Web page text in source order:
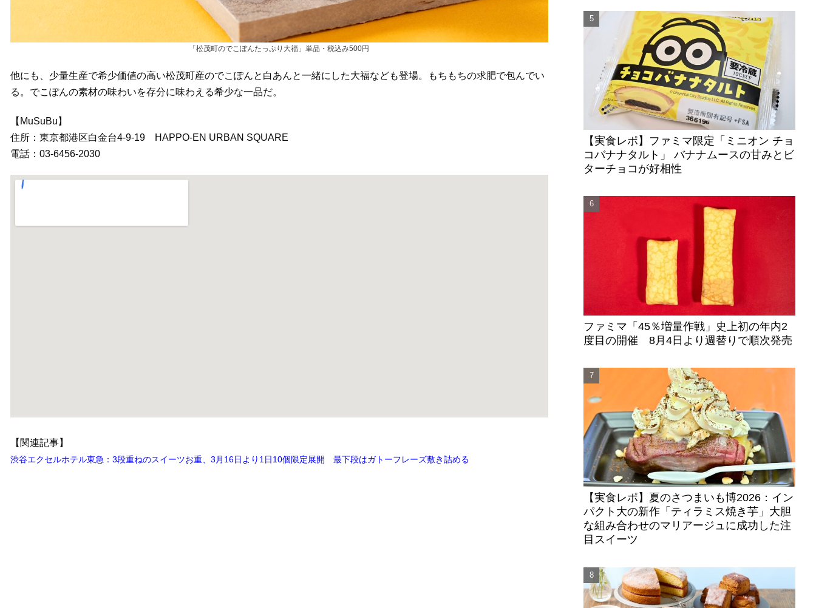
「松茂町のでこぽんたっぷり⼤福」単品・税込み500円
他にも、少量⽣産で希少価値の⾼い松茂町産のでこぽんと⽩あんと⼀緒にした大福なども登場。もちもちの求肥で包んでい
る。でこぽんの素材の味わいを存分に味わえる希少な一品だ。
【MuSuBu】
住所：東京都港区白金台4-9-19 HAPPO-EN URBAN SQUARE
電話：03‐6456‐2030
【関連記事】
渋谷エクセルホテル東急：3段重ねのスイーツお重、3月16日より1日10個限定展開 最下段はガトーフレーズ敷き詰める
【実食レポ】ファミマ限定「ミニオン チョ
コバナナタルト」 バナナムースの甘みとビ
ターチョコが好相性
ファミマ「45％増量作戦」史上初の年内2
度目の開催 8月4日より週替りで順次発売
【実食レポ】夏のさつまいも博2026：イン
パクト大の新作「ティラミス焼き芋」大胆
な組み合わせのマリアージュに成功した注
目スイーツ